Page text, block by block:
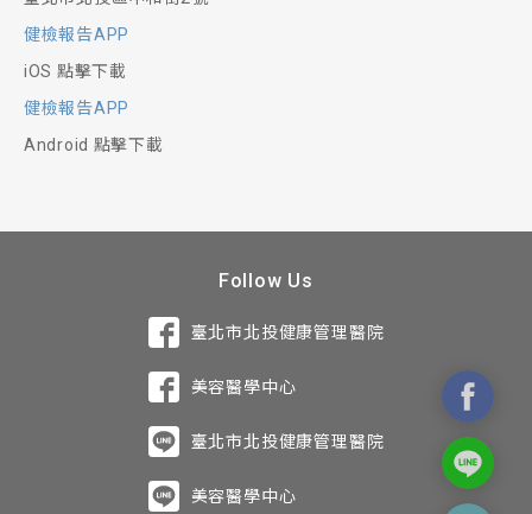
健檢報告APP
iOS 點擊下載
健檢報告APP
Android 點擊下載
Follow Us
臺北市北投健康管理醫院
美容醫學中心
臺北市北投健康管理醫院
美容醫學中心